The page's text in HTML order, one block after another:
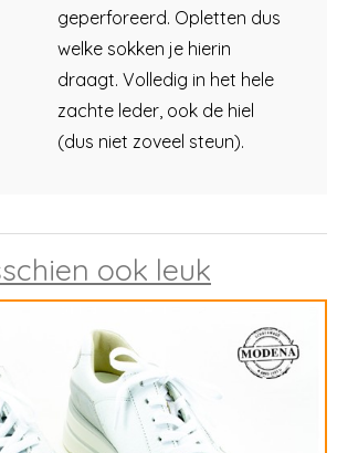
geperforeerd. Opletten dus
welke sokken je hierin
draagt. Volledig in het hele
zachte leder, ook de hiel
(dus niet zoveel steun).
ook leuk